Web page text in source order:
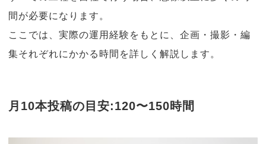
間が必要になります。
ここでは、実際の運用経験をもとに、企画・撮影・編
集それぞれにかかる時間を詳しく解説します。
月10本投稿の目安:120〜150時間